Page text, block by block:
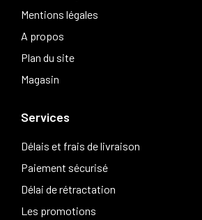
Mentions légales
A propos
Plan du site
Magasin
Services
Délais et frais de livraison
Paiement sécurisé
Délai de rétractation
Les promotions